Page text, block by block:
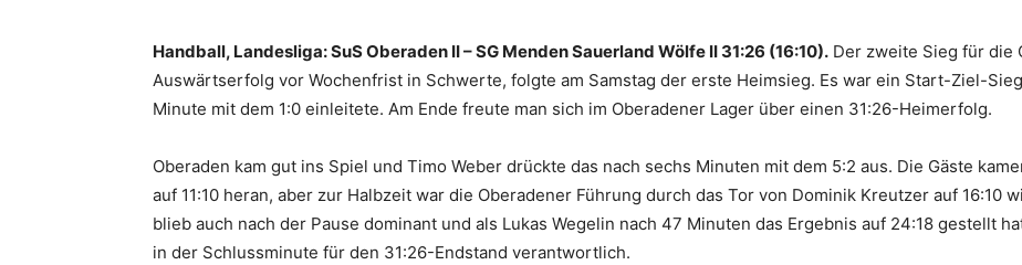
Handball, Landesliga: SuS Oberaden II – SG Menden Sauerland Wölfe II 31:26 (16:10). Der zweite Sieg für die
Auswärtserfolg vor Wochenfrist in Schwerte, folgte am Samstag der erste Heimsieg. Es war ein Start-Ziel-
Minute mit dem 1:0 einleitete. Am Ende freute man sich im Oberadener Lager über einen 31:26-Heimerfolg.
Oberaden kam gut ins Spiel und Timo Weber drückte das nach sechs Minuten mit dem 5:2 aus. Die Gäste
auf 11:10 heran, aber zur Halbzeit war die Oberadener Führung durch das Tor von Dominik Kreutzer auf 16:10
blieb auch nach der Pause dominant und als Lukas Wegelin nach 47 Minuten das Ergebnis auf 24:18 gestellt
in der Schlussminute für den 31:26-Endstand verantwortlich.